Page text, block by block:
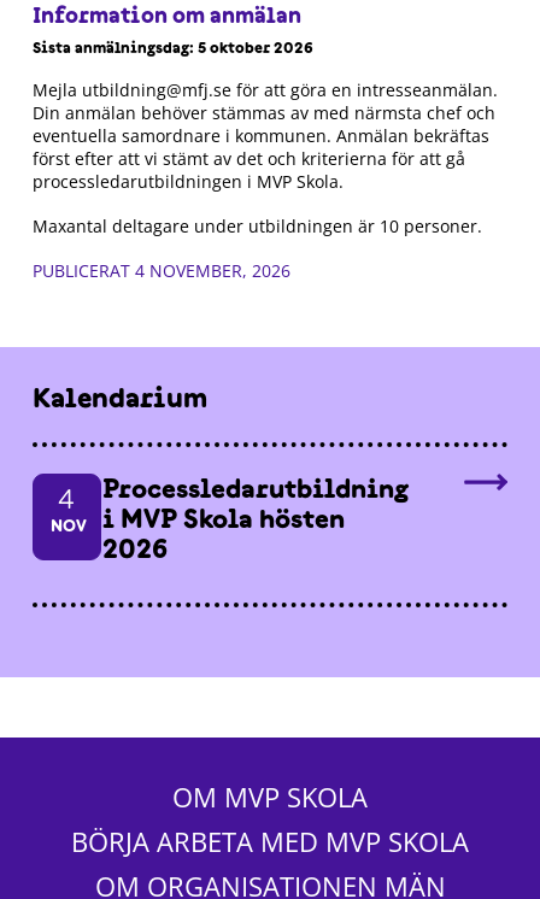
Information om anmälan
Sista anmälningsdag: 5 oktober 2026
Mejla utbildning@mfj.se för att göra en intresseanmälan.
Din anmälan behöver stämmas av med närmsta chef och
eventuella samordnare i kommunen. Anmälan bekräftas
först efter att vi stämt av det och kriterierna för att gå
processledarutbildningen i MVP Skola.
Maxantal deltagare under utbildningen är 10 personer.
PUBLICERAT 4 NOVEMBER, 2026
Kalendarium
4
NOV
Processledarutbildning
i MVP Skola hösten
2026
OM MVP SKOLA
BÖRJA ARBETA MED MVP SKOLA
OM ORGANISATIONEN MÄN